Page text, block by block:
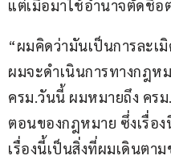
แต่เมื่อมาใช้อำนาจตัดชื่อ
“ผมคิดว่ามันเป็นการละเ
ผมจะดำเนินการทางกฎ
ครม.วันนี้ ผมหมายถึง คร
ตอนของกฎหมาย ซึ่งเรื่อง
เรื่องนี้เป็นสิ่งที่ผมเดินตา